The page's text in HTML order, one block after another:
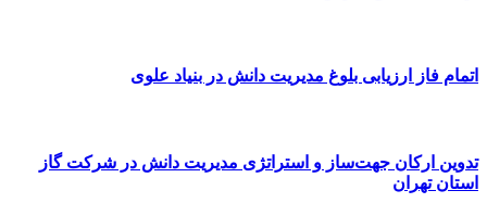
اتمام فاز ارزیابی بلوغ مدیریت دانش در بنیاد علوی
تدوین ارکان جهت‌ساز و استراتژی مدیریت دانش در شرکت گاز
استان تهران